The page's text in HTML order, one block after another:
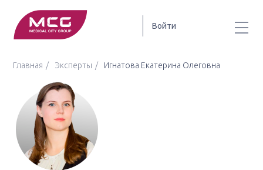
Войти
Главная Эксперты Игнатова Екатерина Олеговна